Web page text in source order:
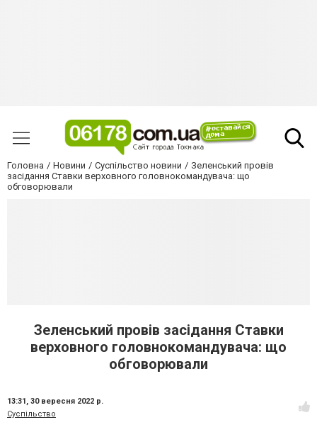
Головна Новини Суспільство новини
Зеленський провів
засідання Ставки верховного головнокомандувача: що
обговорювали
Зеленський провів засідання Ставки
верховного головнокомандувача: що
обговорювали
13:31, 30 вересня 2022 р.
Суспільство